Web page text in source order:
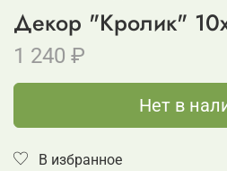
Декор "Кролик"
1 240 ₽
Нет в
В избранное